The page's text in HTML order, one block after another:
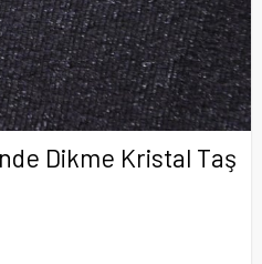
Dikme Kristal Taş